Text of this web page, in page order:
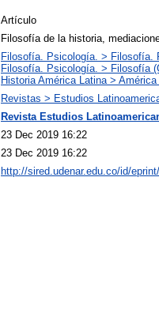
Artículo
Filosofía de la historia,
Filosofía. Psicología. > Filosofía.
Filosofía. Psicología. > Filosofía
Historia América Latina >
Revistas > Estudios
Revista Estudios
23 Dec 2019 16:22
23 Dec 2019 16:22
http://sired.udenar.edu.co/id/